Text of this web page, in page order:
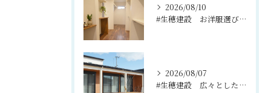
2026/08/10
#生穂建設 お洋服選びが楽しくなる、充実のウォークインクロー...
2026/08/07
#生穂建設 広々としたウッドデッキは、室内と庭を繋ぐ心地よい...